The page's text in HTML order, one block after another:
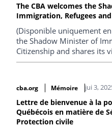
The CBA welcomes the
Immigration, Refugees
(Disponible uniquement
the Shadow Minister of
Citizenship and shares its
Canadian Immigration.
cba.org Mémoire jui 3,
Lettre de bienvenue à la
Québécois en matière de
Protection civile